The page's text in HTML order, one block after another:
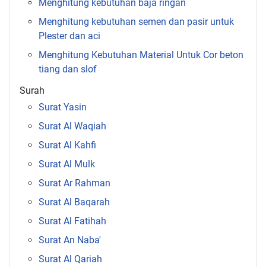
Menghitung kebutuhan baja ringan
Menghitung kebutuhan semen dan pasir untuk
Plester dan aci
Menghitung Kebutuhan Material Untuk Cor beton
tiang dan slof
Surah
Surat Yasin
Surat Al Waqiah
Surat Al Kahfi
Surat Al Mulk
Surat Ar Rahman
Surat Al Baqarah
Surat Al Fatihah
Surat An Naba'
Surat Al Qariah